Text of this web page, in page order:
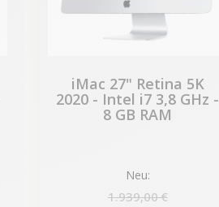
iMac 27" Retina 5K
2020 - Intel i7 3,8 GHz -
8 GB RAM
Neu:
1.939,00 €